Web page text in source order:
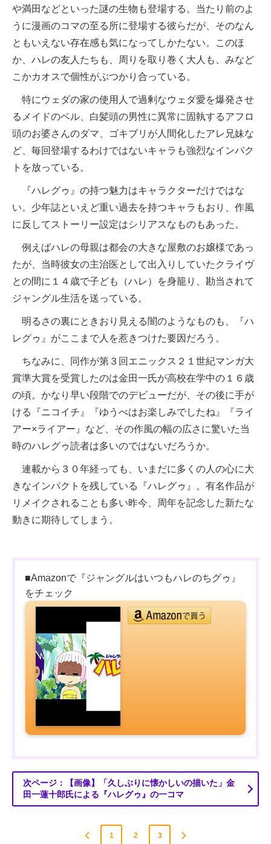
や満田などといった謎の生物も登場する。当たり前のよ
うに漫画のコマの至る所に登場する彼らだが、そのなん
ともいえない存在感も気になってしかたない。このほ
か、ハレの友人たちも、周りを取り巻く大人も、みなど
こかカオスで個性がぶつかり合っている。
特にウェダの家の使用人で過剰なウェダ愛を爆発させ
るメイドのベル、白髪頭の男性に異常に固執するアフロ
頭のお婆さんのダマ、ゴキブリが人間化したアレ兄妹な
ど、毎回登場するわけではないキャラも強烈なインパク
トを放っている。
『ハレグゥ』の持つ魅力はキャラクターだけではな
い。少年誌といえど重い過去を持つキャラもおり、作風
に反してストーリー設定はシリアスなものもあった。
例えばハレの母親は都会の大きな屋敷のお嬢様であっ
たが、当時彼女の主治医として出入りしていたクライヴ
との間に１４歳で子ども（ハレ）を身籠り、勘当されて
ジャングル生活を送っている。
明るさの裏にときおり見える闇のようなものも、『ハ
レグゥ』がここまで人を惹きつけた要因だろう。
ちなみに、同作が第３回エニックス２１世紀マンガ大
賞準大賞を受賞したのは金田一氏が高校在学中の１６歳
の頃。かなり早い段階でのデビューだが、その後に手が
ける『ニコイチ』『ゆうべはお楽しみでしたね』『ライ
アー×ライアー』など、その作風の幅の広さに驚いた当
時のハレグゥ読者は多いのではないだろうか。
連載から３０年経っても、いまだに多くの人の心に大
きなインパクトを残している『ハレグゥ』。有名作品が
リメイクされることも多い昨今、周年を記念した新たな
動きに期待してしまう。
■Amazonで『ジャングルはいつもハレのちグゥ』
をチェック
次ページ：【画像】「久しぶりに懐かしいの描いた」金
田一蓮十郎氏による『ハレグゥ』の一コマ
1 2 3